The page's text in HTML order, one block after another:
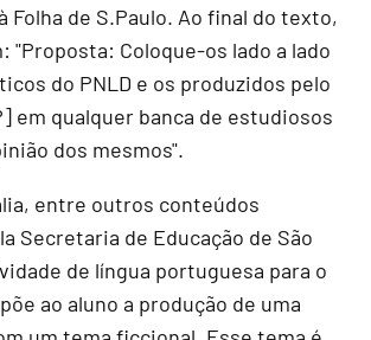
Folha de S.Paulo. Ao final do texto,
"Proposta: Coloque-os lado a lado
do PNLD e os produzidos pelo
em qualquer banca de estudiosos
dos mesmos".
entre outros conteúdos
Secretaria de Educação de São
de língua portuguesa para o
ao aluno a produção de uma